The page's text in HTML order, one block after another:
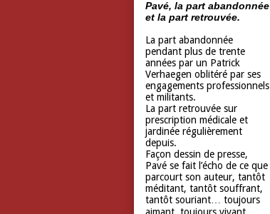
Pavé, la part abandonnée
et la part retrouvée.
La part abandonnée
pendant plus de trente
années par un Patrick
Verhaegen oblitéré par ses
engagements professionnels
et militants.
La part retrouvée sur
prescription médicale et
jardinée régulièrement
depuis.
Façon dessin de presse,
Pavé se fait l’écho de ce que
parcourt son auteur, tantôt
méditant, tantôt souffrant,
tantôt souriant… toujours
aimant, toujours vivant.